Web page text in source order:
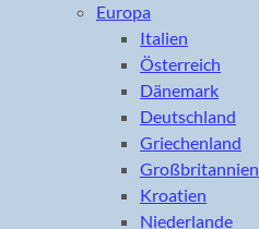
Europa
Italien
Österreich
Dänemark
Deutschland
Griechenland
Großbritannien
Kroatien
Niederlande